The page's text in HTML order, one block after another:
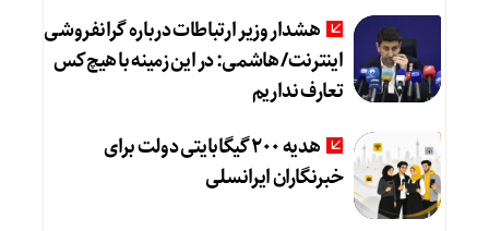
هشدار وزیر ارتباطات درباره گرانفروشی
اینترنت/ هاشمی: در این زمینه با هیچ‌کس
تعارف نداریم
هدیه ۲۰۰ گیگابایتی دولت برای
خبرنگاران ایرانسلی